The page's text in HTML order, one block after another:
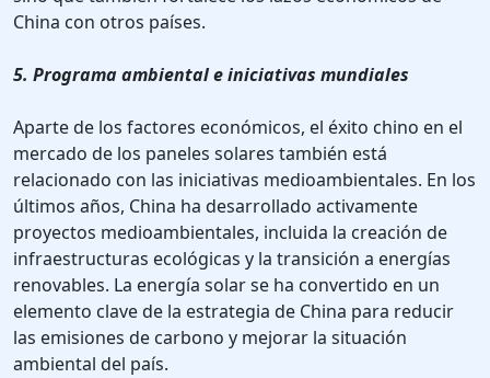
China con otros países.
5. Programa ambiental e iniciativas mundiales
Aparte de los factores económicos, el éxito chino en el
mercado de los paneles solares también está
relacionado con las iniciativas medioambientales. En los
últimos años, China ha desarrollado activamente
proyectos medioambientales, incluida la creación de
infraestructuras ecológicas y la transición a energías
renovables. La energía solar se ha convertido en un
elemento clave de la estrategia de China para reducir
las emisiones de carbono y mejorar la situación
ambiental del país.